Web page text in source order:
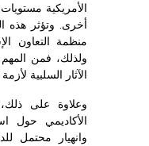
الأمريكية مستويات
أخرى. وتؤثر هذه
منظمة التعاون
ولذلك، فمن
الآثار السلبية لأزمة
وعلاوة على ذلك،
الأكاديمي حول
وانهيار محتمل